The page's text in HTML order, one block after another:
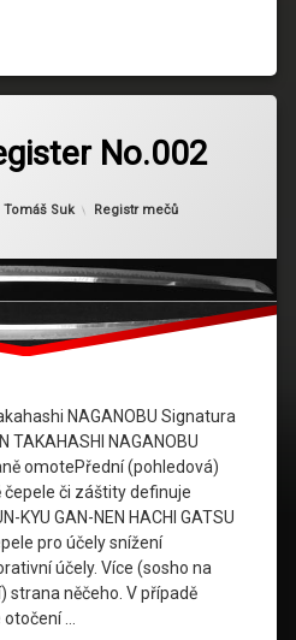
No.002
Tomáš Suk Kategorie:
Registr mečů
NAGANOBU Signatura
TAKAHASHI NAGANOBU
omotePřední (pohledová)
čepele či záštity definuje
KYU GAN-NEN HACHI GATSU
pro účely snížení
účely. Více (sosho na
strana něčeho. V případě
otočení …